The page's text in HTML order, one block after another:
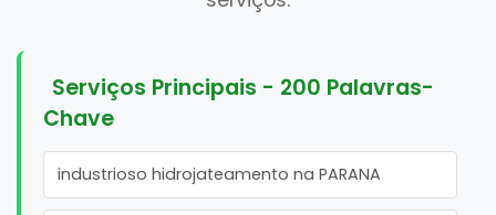
Serviços Principais - 200 Palavras-
Chave
industrioso hidrojateamento na PARANA